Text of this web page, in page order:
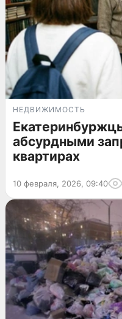
НЕДВИЖИМОСТЬ
абсурдными
квартирах
10 февраля, 2026, 09:40